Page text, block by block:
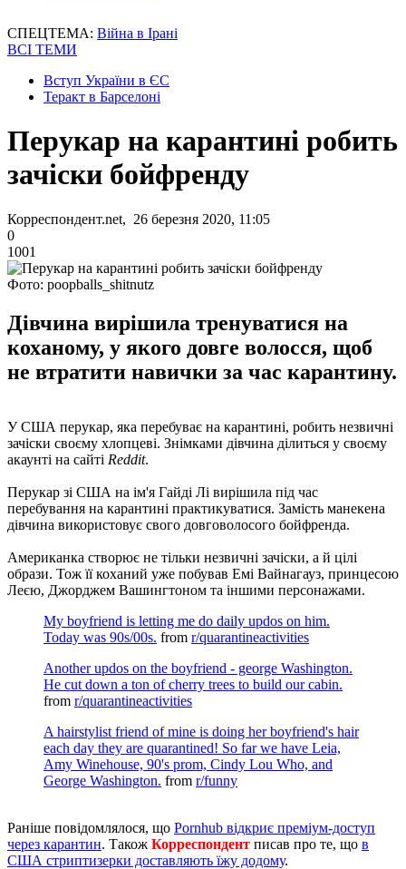
СПЕЦТЕМА: Війна в Ірані
ВСІ ТЕМИ
Вступ України в ЄС
Теракт в Барселоні
Перукар на карантині робить
зачіски бойфренду
Корреспондент.net, 26 березня 2020, 11:05
0
1001
Фото: poopballs_shitnutz
Дівчина вирішила тренуватися на
коханому, у якого довге волосся, щоб
не втратити навички за час карантину.
У США перукар, яка перебуває на карантині, робить незвичні
зачіски своєму хлопцеві. Знімками дівчина ділиться у своєму
акаунті на сайті Reddit.
Перукар зі США на ім'я Гайді Лі вирішила під час
перебування на карантині практикуватися. Замість манекена
дівчина використовує свого довговолосого бойфренда.
Американка створює не тільки незвичні зачіски, а й цілі
образи. Тож її коханий уже побував Емі Вайнагауз, принцесою
Леєю, Джорджем Вашингтоном та іншими персонажами.
My boyfriend is letting me do daily updos on him.
Today was 90s/00s. from r/quarantineactivities
Another updos on the boyfriend - george Washington.
He cut down a ton of cherry trees to build our cabin.
from r/quarantineactivities
A hairstylist friend of mine is doing her boyfriend's hair
each day they are quarantined! So far we have Leia,
Amy Winehouse, 90's prom, Cindy Lou Who, and
George Washington. from r/funny
Раніше повідомлялося, що Pornhub відкриє преміум-доступ
через карантин. Також Корреспондент писав про те, що в
США стриптизерки доставляють їжу додому.